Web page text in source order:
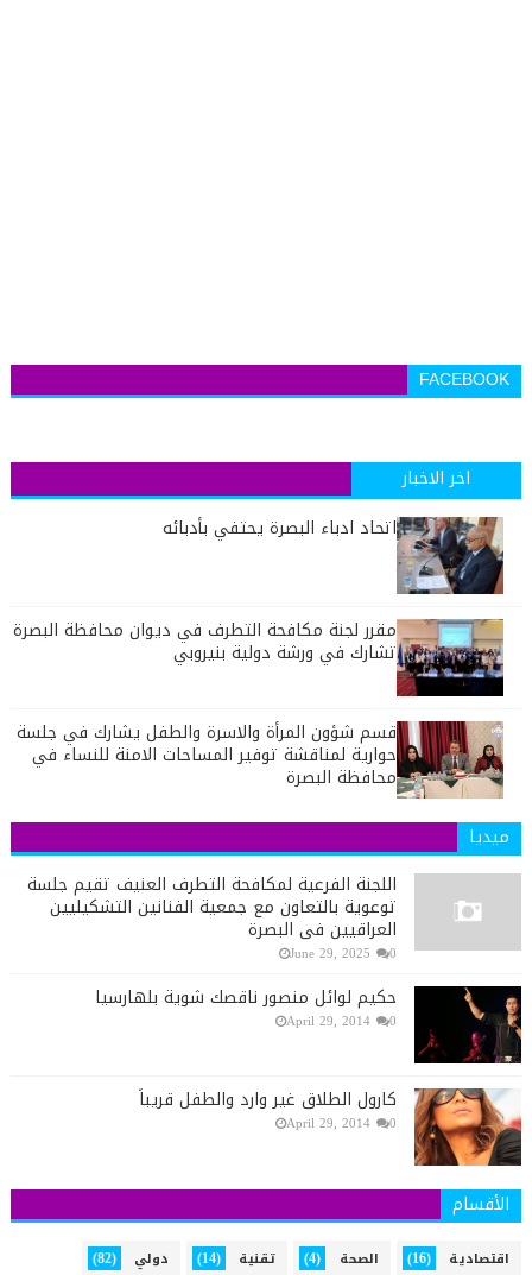
FACEBOOK
اخر الاخبار
اتحاد ادباء البصرة يحتفي بأدبائه
مقرر لجنة مكافحة التطرف في ديوان محافظة البصرة
تشارك في ورشة دولية بنيروبي
قسم شؤون المرأة والاسرة والطفل يشارك في جلسة
حوارية لمناقشة توفير المساحات الامنة للنساء في
محافظة البصرة
ميديا
اللجنة الفرعية لمكافحة التطرف العنيف تقيم جلسة
توعوية بالتعاون مع جمعية الفنانين التشكيليين
العراقيين في البصرة
June 29, 2025 0
حكيم لوائل منصور ناقصك شوية بلهارسيا
April 29, 2014 0
كارول الطلاق غير وارد والطفل قريباً
April 29, 2014 0
الأقسام
اقتصادية (16) الصحة (4) تقنية (14) دولي (82)